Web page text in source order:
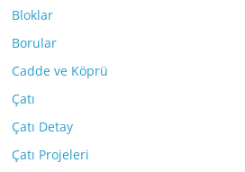
Bloklar
Borular
Cadde ve Köprü
Çatı
Çatı Detay
Çatı Projeleri